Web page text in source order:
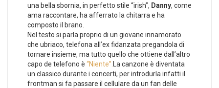
una bella sbornia, in perfetto stile “irish”, Danny, come
ama raccontare, ha afferrato la chitarra e ha
composto il brano.
Nel testo si parla proprio di un giovane innamorato
che ubriaco, telefona all’ex fidanzata pregandola di
tornare insieme, ma tutto quello che ottiene dall’altro
capo de telefono è “Niente”.
La canzone è diventata
un classico durante i concerti, per introdurla infatti il
frontman si fa passare il cellulare da un fan delle